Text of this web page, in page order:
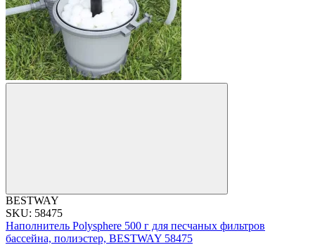
BESTWAY
SKU: 58475
Наполнитель Polysphere 500 г для песчаных фильтров
бассейна, полиэстер, BESTWAY 58475